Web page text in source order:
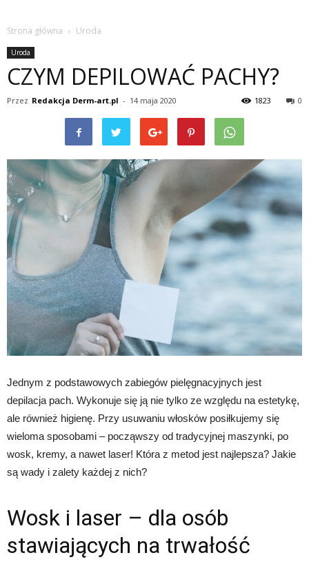
Strona główna Uroda
Uroda
CZYM DEPILOWAĆ PACHY?
Przez Redakcja Derm-art.pl - 14 maja 2020 0
1823
Jednym z podstawowych zabiegów pielęgnacyjnych jest
depilacja pach. Wykonuje się ją nie tylko ze względu na estetykę,
ale również higienę. Przy usuwaniu włosków posiłkujemy się
wieloma sposobami – począwszy od tradycyjnej maszynki, po
wosk, kremy, a nawet laser! Która z metod jest najlepsza? Jakie
są wady i zalety każdej z nich?
Wosk i laser – dla osób
stawiających na trwałość